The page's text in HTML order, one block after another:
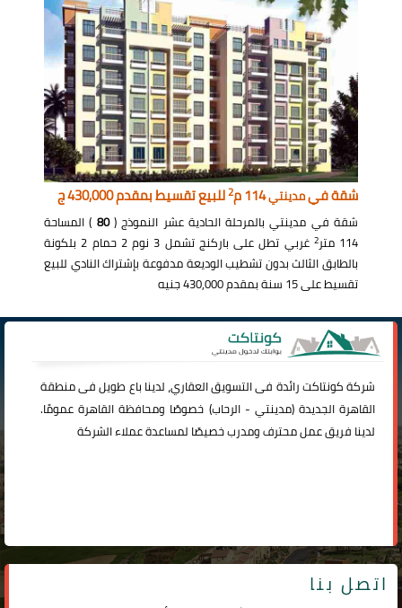
شقة فيمدينتي114 م 2للبيع تقسيط بمقدم 430,000 ج
شقة في مدينتي بالمرحلة الحادية عشر النموذج (80 ) المساحة
114 متر
2
غربي تطل على باركنج تشمل 3 نوم 2 حمام 2 بلكونة
بالطابق الثالث بدون تشطيب الوديعة مدفوعة بإشتراك النادي للبيع
تقسيط على 15 سنة بمقدم 430,000 جنيه
شركةكونتاكترائدة فى التسويق العقاري، لدينا باع طويل فى منطقة
القاهرة الجديدة (مدينتي -الرحاب) خصوصًا ومحافظة القاهرة عمومًا.
لدينا فريق عمل محترف ومدرب خصيصًا لمساعدة عملاء الشركة
اتصل بنا